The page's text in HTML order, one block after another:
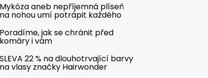
Mykóza aneb nepříjemná plíseň
na nohou umí potrápit každého
Poradíme, jak se chránit před
komáry i vám
SLEVA 22 % na dlouhotrvající barvy
na vlasy značky Hairwonder